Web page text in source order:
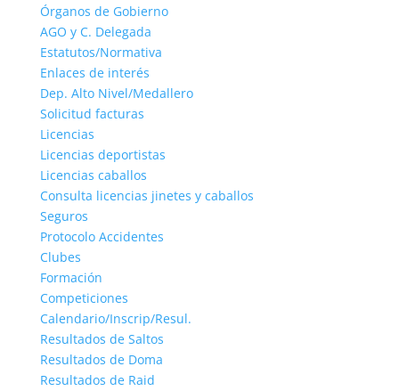
Órganos de Gobierno
AGO y C. Delegada
Estatutos/Normativa
Enlaces de interés
Dep. Alto Nivel/Medallero
Solicitud facturas
Licencias
Licencias deportistas
Licencias caballos
Consulta licencias jinetes y caballos
Seguros
Protocolo Accidentes
Clubes
Formación
Competiciones
Calendario/Inscrip/Resul.
Resultados de Saltos
Resultados de Doma
Resultados de Raid